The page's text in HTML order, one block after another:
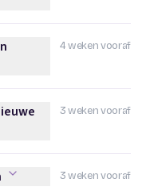
4 weken vooraf
afvinken
3 weken vooraf
adres afvinken
3 weken vooraf